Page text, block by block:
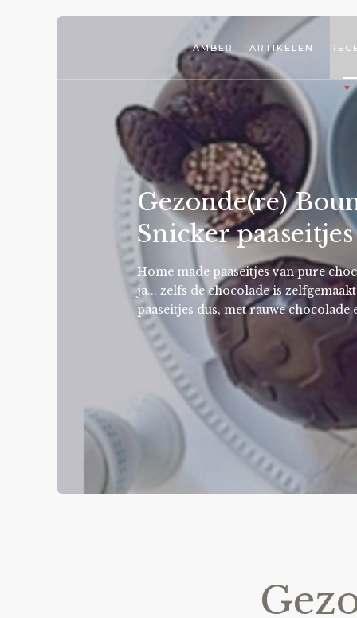
AMBER ARTIKELEN
Gezonde(re)
Snicker paaseitjes
Home made paaseitjes van pure
ja... zelfs de chocolade is
paaseitjes dus, met rauwe chocolade